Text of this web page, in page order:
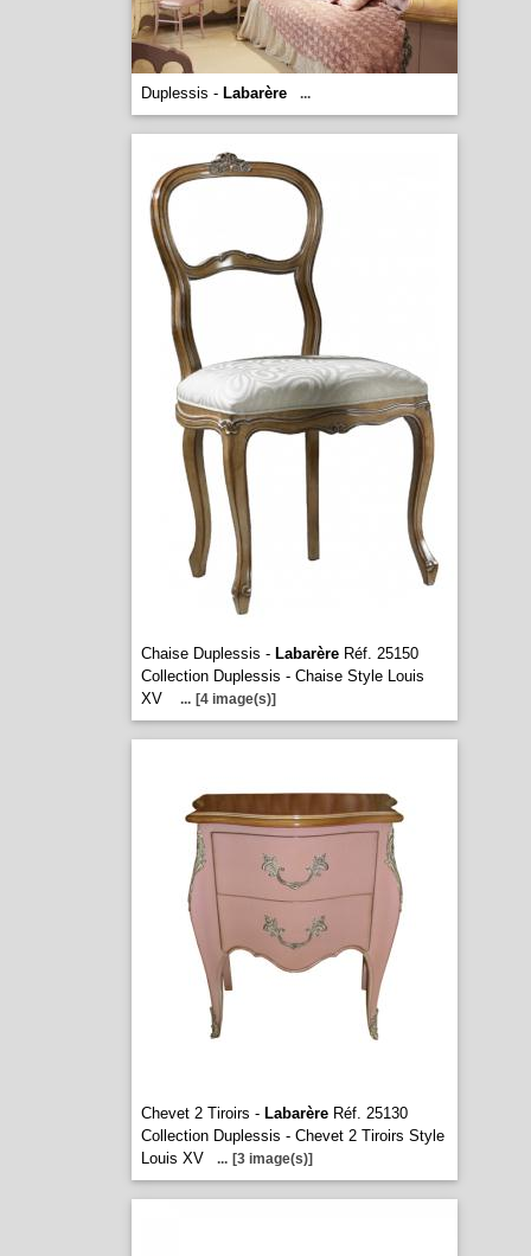
Duplessis - Labarère ...
Chaise Duplessis - LabarèreRéf. 25150
Collection Duplessis - Chaise Style Louis
XV
... [4 image(s)]
Chevet 2 Tiroirs - LabarèreRéf. 25130
Collection Duplessis - Chevet 2 Tiroirs Style
Louis XV
... [3 image(s)]